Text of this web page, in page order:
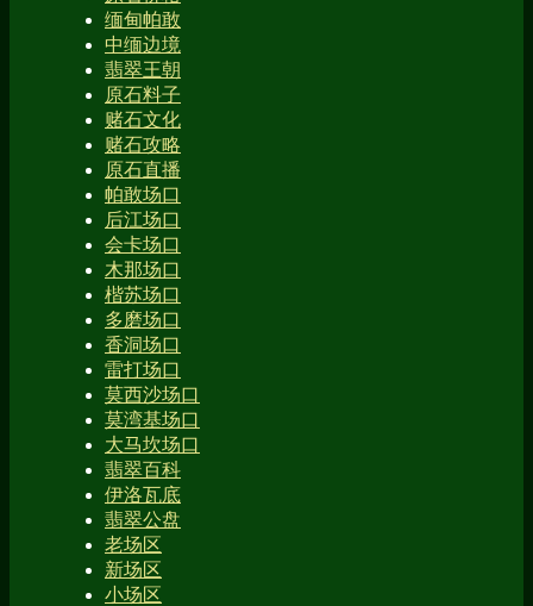
缅甸帕敢
中缅边境
翡翠王朝
原石料子
赌石文化
赌石攻略
原石直播
帕敢场口
后江场口
会卡场口
木那场口
楷苏场口
多磨场口
香洞场口
雷打场口
莫西沙场口
莫湾基场口
大马坎场口
翡翠百科
伊洛瓦底
翡翠公盘
老场区
新场区
小场区